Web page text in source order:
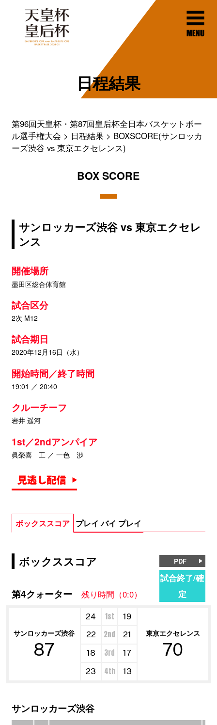
日程結果
第96回天皇杯・第87回皇后杯全日本バスケットボー
ル選手権大会
日程結果
BOXSCORE(サンロッカ
ーズ渋谷 vs 東京エクセレンス)
BOX SCORE
サンロッカーズ渋谷 vs 東京エクセレ
ンス
開催場所
墨田区総合体育館
試合区分
2次 M12
試合期日
2020年12月16日（水）
開始時間／終了時間
19:01 ／ 20:40
クルーチーフ
岩井 遥河
1st／2ndアンパイア
眞榮喜 工 ／ 一色 渉
ボックススコア プレイ バイ プレイ
ボックススコア PDF
第4クォーター 残り時間（0:0）
試合終了/確
定
サンロッカーズ渋谷
87
24 1st
19
東京エクセレンス
70
22 2nd
21
18
3rd
17
23
4th 13
サンロッカーズ渋谷